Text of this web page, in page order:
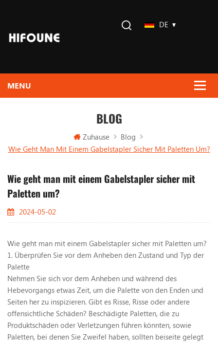
DE
BLOG
Zuhause
Blog
Wie Geht Man Mit Einem Gabelstapler Sicher Mit Paletten Um?
Wie geht man mit einem Gabelstapler sicher mit
Paletten um?
2024-05-02
Wie geht man mit einem Gabelstapler sicher mit Paletten um?
1. Überprüfen Sie vor dem Anheben den Zustand und Typ der
Palette
Nehmen Sie sich vor dem Anheben und während des
Hebevorgangs etwas Zeit, um die Palette von den Enden und
Seiten her zu inspizieren. Gibt es Risse, Risse oder andere
offensichtliche Schäden? Beschädigte Paletten, die zu
Produktschäden oder Verletzungen führen könnten, sowie
Paletten, bei denen Sie Zweifel haben, sollten beiseite gelegt